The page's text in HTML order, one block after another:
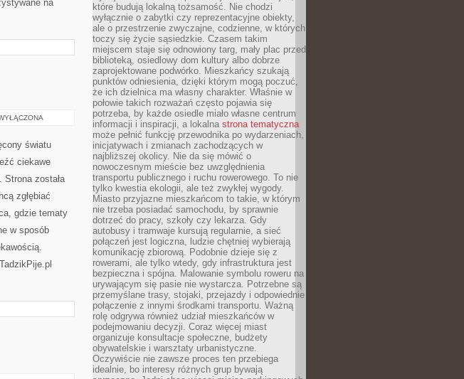
na
światu
ciekawe
została
zgłębiać
gdzie tematy
w sposób
które budują lokalną tożsamość. Nie chodzi
wyłącznie o zabytki czy reprezentacyjne obiekty,
ale o przestrzenie zwyczajne, codzienne, w których
toczy się życie sąsiedzkie. Czasem takim
miejscem staje się odnowiony targ, mały plac przed
biblioteką, osiedlowy dom kultury albo dobrze
zaprojektowane podwórko. Mieszkańcy szukają
punktów odniesienia, dzięki którym mogą poczuć,
że ich dzielnica ma własny charakter. Właśnie w
połowie takich rozważań często pojawia się
potrzeba, by każde osiedle miało własne centrum
informacji i inspiracji, a lokalna strona tematyczna
może pełnić funkcję przewodnika po wydarzeniach,
inicjatywach i zmianach zachodzących w
najbliższej okolicy. Nie da się mówić o
nowoczesnym mieście bez uwzględnienia
transportu publicznego i ruchu rowerowego. To nie
tylko kwestia ekologii, ale też zwykłej wygody.
Miasto przyjazne mieszkańcom to takie, w którym
nie trzeba posiadać samochodu, by sprawnie
dotrzeć do pracy, szkoły czy lekarza. Gdy
autobusy i tramwaje kursują regularnie, a sieć
połączeń jest logiczna, ludzie chętniej wybierają
komunikację zbiorową. Podobnie dzieje się z
rowerami, ale tylko wtedy, gdy infrastruktura jest
bezpieczna i spójna. Malowanie symbolu roweru na
urywającym się pasie nie wystarcza. Potrzebne są
przemyślane trasy, stojaki, przejazdy i odpowiednie
połączenie z innymi środkami transportu. Ważną
rolę odgrywa również udział mieszkańców w
podejmowaniu decyzji. Coraz więcej miast
organizuje konsultacje społeczne, budżety
obywatelskie i warsztaty urbanistyczne.
Oczywiście nie zawsze proces ten przebiega
idealnie, bo interesy różnych grup bywają